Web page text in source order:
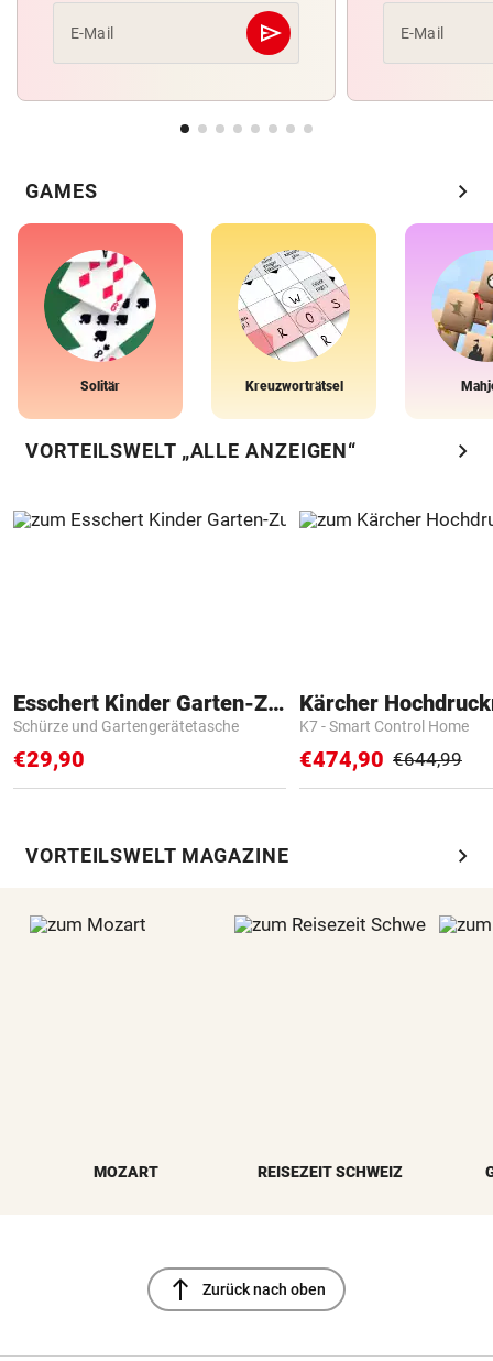
E-Mail send
Abschicken E-Mail
GAMES chevron_right
Solitär Kreuzworträtsel
VORTEILSWELT „ALLE ANZEIGEN“ chevron_right
Esschert Kinder Garten-Zubehör
Schürze und Gartengerätetasche
€29,90
Kärcher
K7 - Smart Control Home
€474,90 €644,99
VORTEILSWELT MAGAZINE chevron_right
MOZART REISEZEIT SCHWEIZ
north Zurück nach oben